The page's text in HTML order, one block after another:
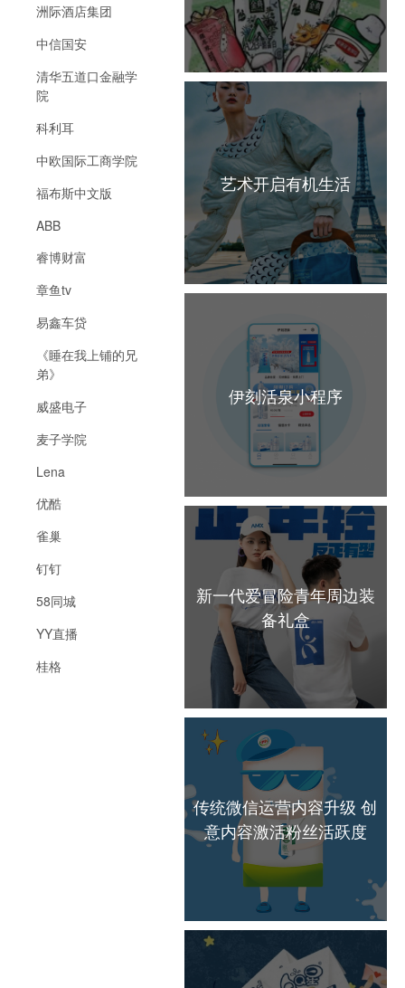
洲际酒店集团
中信国安
清华五道口金融学
院
科利耳
中欧国际工商学院
福布斯中文版
ABB
睿博财富
章鱼tv
易鑫车贷
《睡在我上铺的兄
弟》
威盛电子
麦子学院
Lena
优酷
雀巢
钉钉
58同城
YY直播
桂格
艺术开启有机生活
伊刻活泉小程序
新一代爱冒险青年周边装
备礼盒
传统微信运营内容升级 创
意内容激活粉丝活跃度